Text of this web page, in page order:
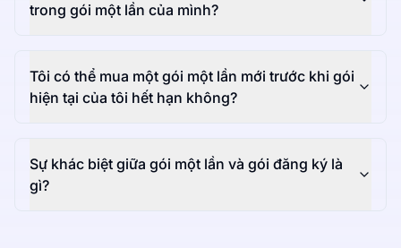
trong gói một lần của mình?
Tôi có thể mua một gói một lần mới trước khi gói
hiện tại của tôi hết hạn không?
Sự khác biệt giữa gói một lần và gói đăng ký là
gì?